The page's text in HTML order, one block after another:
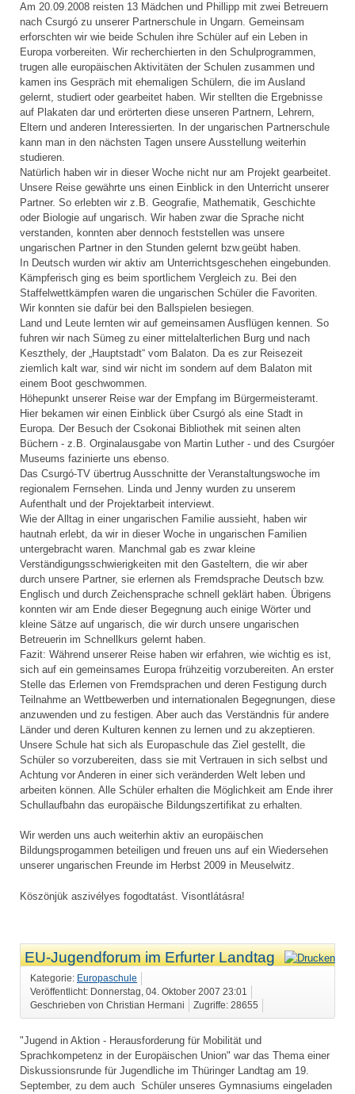
Am 20.09.2008 reisten 13 Mädchen und Phillipp mit zwei Betreuern
nach Csurgó zu unserer Partnerschule in Ungarn. Gemeinsam
erforschten wir wie beide Schulen ihre Schüler auf ein Leben in
Europa vorbereiten. Wir recherchierten in den Schulprogrammen,
trugen alle europäischen Aktivitäten der Schulen zusammen und
kamen ins Gespräch mit ehemaligen Schülern, die im Ausland
gelernt, studiert oder gearbeitet haben. Wir stellten die Ergebnisse
auf Plakaten dar und erörterten diese unseren Partnern, Lehrern,
Eltern und anderen Interessierten. In der ungarischen Partnerschule
kann man in den nächsten Tagen unsere Ausstellung weiterhin
studieren.
Natürlich haben wir in dieser Woche nicht nur am Projekt gearbeitet.
Unsere Reise gewährte uns einen Einblick in den Unterricht unserer
Partner. So erlebten wir z.B. Geografie, Mathematik, Geschichte
oder Biologie auf ungarisch. Wir haben zwar die Sprache nicht
verstanden, konnten aber dennoch feststellen was unsere
ungarischen Partner in den Stunden gelernt bzw.geübt haben.
In Deutsch wurden wir aktiv am Unterrichtsgeschehen eingebunden.
Kämpferisch ging es beim sportlichem Vergleich zu. Bei den
Staffelwettkämpfen waren die ungarischen Schüler die Favoriten.
Wir konnten sie dafür bei den Ballspielen besiegen.
Land und Leute lernten wir auf gemeinsamen Ausflügen kennen. So
fuhren wir nach Sümeg zu einer mittelalterlichen Burg und nach
Keszthely, der „Hauptstadt“ vom Balaton. Da es zur Reisezeit
ziemlich kalt war, sind wir nicht im sondern auf dem Balaton mit
einem Boot geschwommen.
Höhepunkt unserer Reise war der Empfang im Bürgermeisteramt.
Hier bekamen wir einen Einblick über Csurgó als eine Stadt in
Europa. Der Besuch der Csokonai Bibliothek mit seinen alten
Büchern - z.B. Orginalausgabe von Martin Luther - und des Csurgóer
Museums fazinierte uns ebenso.
Das Csurgó-TV übertrug Ausschnitte der Veranstaltungswoche im
regionalem Fernsehen. Linda und Jenny wurden zu unserem
Aufenthalt und der Projektarbeit interviewt.
Wie der Alltag in einer ungarischen Familie aussieht, haben wir
hautnah erlebt, da wir in dieser Woche in ungarischen Familien
untergebracht waren. Manchmal gab es zwar kleine
Verständigungsschwierigkeiten mit den Gasteltern, die wir aber
durch unsere Partner, sie erlernen als Fremdsprache Deutsch bzw.
Englisch und durch Zeichensprache schnell geklärt haben. Übrigens
konnten wir am Ende dieser Begegnung auch einige Wörter und
kleine Sätze auf ungarisch, die wir durch unsere ungarischen
Betreuerin im Schnellkurs gelernt haben.
Fazit: Während unserer Reise haben wir erfahren, wie wichtig es ist,
sich auf ein gemeinsames Europa frühzeitig vorzubereiten. An erster
Stelle das Erlernen von Fremdsprachen und deren Festigung durch
Teilnahme an Wettbewerben und internationalen Begegnungen, diese
anzuwenden und zu festigen. Aber auch das Verständnis für andere
Länder und deren Kulturen kennen zu lernen und zu akzeptieren.
Unsere Schule hat sich als Europaschule das Ziel gestellt, die
Schüler so vorzubereiten, dass sie mit Vertrauen in sich selbst und
Achtung vor Anderen in einer sich veränderden Welt leben und
arbeiten können. Alle Schüler erhalten die Möglichkeit am Ende ihrer
Schullaufbahn das europäische Bildungszertifikat zu erhalten.
Wir werden uns auch weiterhin aktiv an europäischen
Bildungsprogammen beteiligen und freuen uns auf ein Wiedersehen
unserer ungarischen Freunde im Herbst 2009 in Meuselwitz.
Köszönjük aszivélyes fogodtatást. Visontlátásra!
EU-Jugendforum im Erfurter Landtag
Kategorie: Europaschule
Veröffentlicht: Donnerstag, 04. Oktober 2007 23:01
Geschrieben von Christian Hermani
Zugriffe: 28655
"Jugend in Aktion - Herausforderung für Mobilität und
Sprachkompetenz in der Europäischen Union" war das Thema einer
Diskussionsrunde für Jugendliche im Thüringer Landtag am 19.
September, zu dem auch Schüler unseres Gymnasiums eingeladen